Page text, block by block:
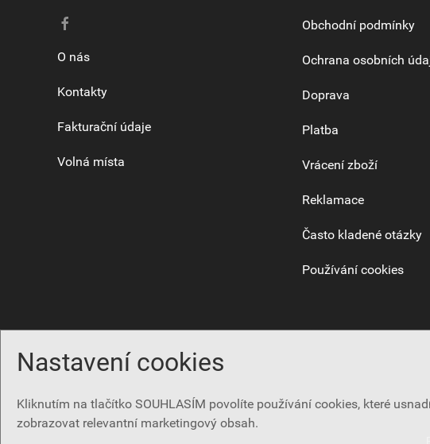
Nastavení cookies
Kliknutím na tlačítko SOUHLASÍM povolíte používání cookies, které
zobrazovat relevantní marketingový obsah.
O nás
Kontakty
Fakturační údaje
Volná místa
Obchodní podmínky
Ochrana osobních
Doprava
Platba
Vrácení zboží
Reklamace
Často kladené otázky
Používání cookies